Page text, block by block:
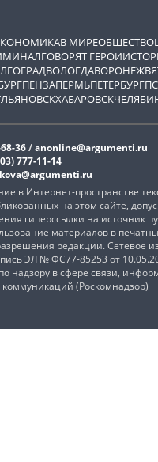
В МИРЕОБЩЕСТВО
ГОВОРЯТ ГЕРОИ
ВОЛОГДАВОРОНЕЖ
ПЕНЗАПЕРМЬПЕТЕРБУРГ
ХАБАРОВСК
36/anonline@argumenti.ru
777-11-14
в Интернет-пространстве
на этом сайте,
гиперссылки на источник
материалов в
редакции. Сетевое
ЭЛ № ФС77-85253 от
надзору в сфере связи,
(Роскомнадзор)